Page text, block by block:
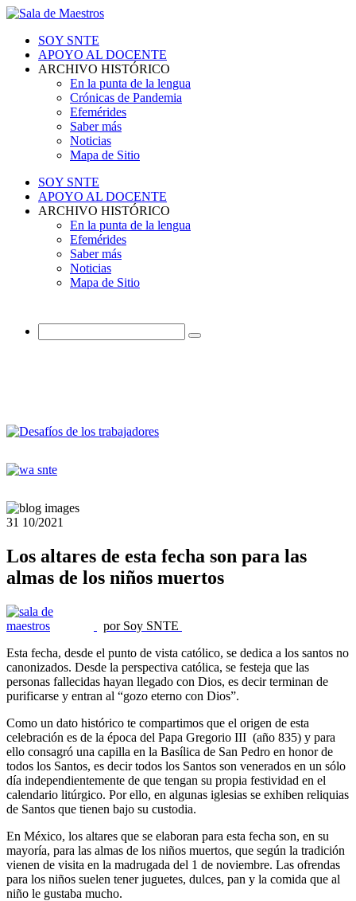
SOY SNTE
APOYO AL DOCENTE
ARCHIVO HISTÓRICO
En la punta de la lengua
Crónicas de Pandemia
Efemérides
Saber más
Noticias
Mapa de Sitio
SOY SNTE
APOYO AL DOCENTE
ARCHIVO HISTÓRICO
En la punta de la lengua
Efemérides
Saber más
Noticias
Mapa de Sitio
31 10/2021
Los altares de esta fecha son para las
almas de los niños muertos
por Soy SNTE
Esta fecha, desde el punto de vista católico, se dedica a los santos no
canonizados. Desde la perspectiva católica, se festeja que las
personas fallecidas hayan llegado con Dios, es decir terminan de
purificarse y entran al “gozo eterno con Dios”.
Como un dato histórico te compartimos que el origen de esta
celebración es de la época del Papa Gregorio III (año 835) y para
ello consagró una capilla en la Basílica de San Pedro en honor de
todos los Santos, es decir todos los Santos son venerados en un sólo
día independientemente de que tengan su propia festividad en el
calendario litúrgico. Por ello, en algunas iglesias se exhiben reliquias
de Santos que tienen bajo su custodia.
En México, los altares que se elaboran para esta fecha son, en su
mayoría, para las almas de los niños muertos, que según la tradición
vienen de visita en la madrugada del 1 de noviembre. Las ofrendas
para los niños suelen tener juguetes, dulces, pan y la comida que al
niño le gustaba mucho.